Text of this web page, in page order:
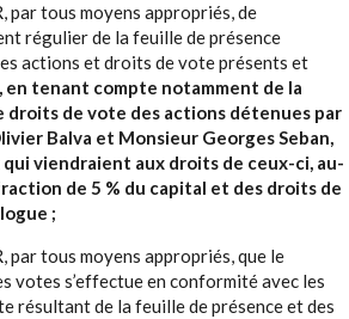
par tous moyens appropriés, de
régulier de la feuille de présence
actions et droits de vote présents et
, en tenant compte notamment de la
droits de vote des actions détenues par
Balva et Monsieur Georges Seban,
qui viendraient aux droits de ceux-ci, au-
de 5 % du capital et des droits de
;
par tous moyens appropriés, que le
votes s’effectue en conformité avec les
résultant de la feuille de présence et des